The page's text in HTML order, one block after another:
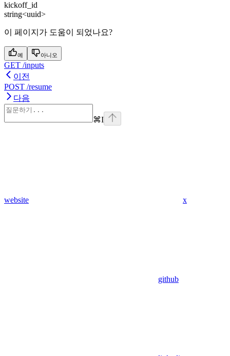
kickoff_id
string<uuid>
이 페이지가 도움이 되었나요?
예 아니오
GET /inputs
이전
POST /resume
다음
⌘I
website x
github